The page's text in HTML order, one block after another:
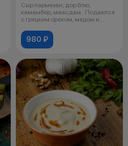
Сыр пармезан, дор блю,
камамбер, маасдам.. Подаются
с грецким орехом, медом и
980 ₽